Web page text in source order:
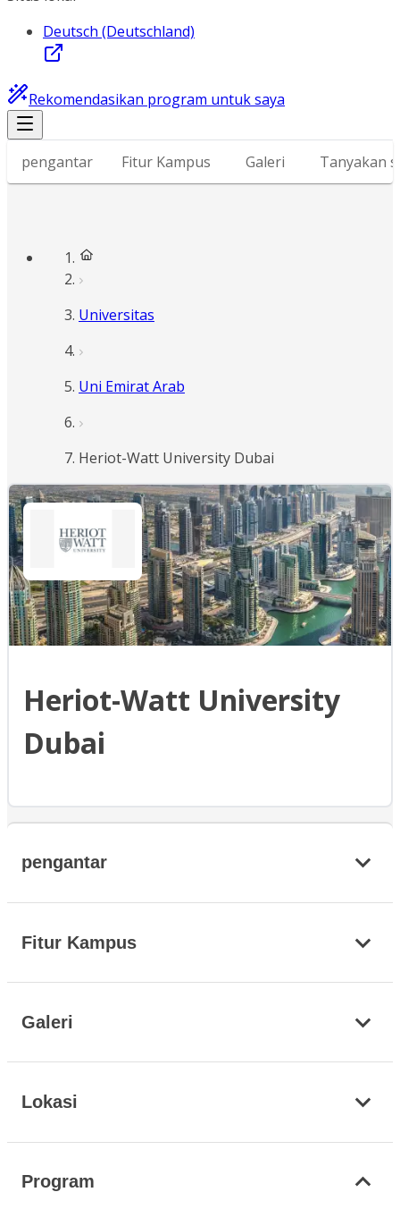
Deutsch (Deutschland)
Rekomendasikan program untuk saya
pengantar Fitur Kampus Galeri Tanyakan
Universitas
Uni Emirat Arab
Heriot-Watt University Dubai
Heriot-Watt University
Dubai
pengantar
Fitur Kampus
Galeri
Lokasi
Program